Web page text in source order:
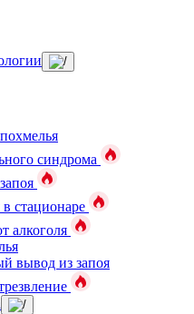
синдрома
стационаре
алкоголя
вывод из запоя